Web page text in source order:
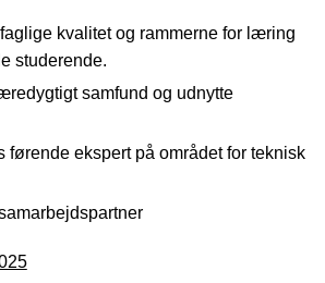
kvalitet og rammerne for læring
studerende.
samfund og udnytte
ekspert på området for teknisk